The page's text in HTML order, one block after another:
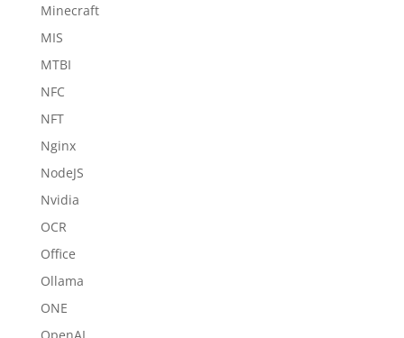
Minecraft
MIS
MTBI
NFC
NFT
Nginx
NodeJS
Nvidia
OCR
Office
Ollama
ONE